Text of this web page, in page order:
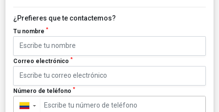
¿Prefieres que te contactemos?
Tu nombre *
Correo electrónico *
Número de teléfono *
▼